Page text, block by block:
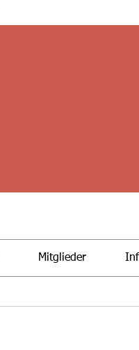
Mitglieder